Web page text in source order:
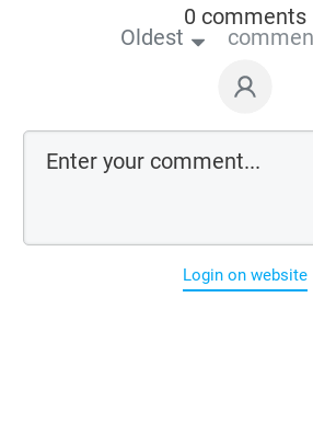
0 comments
Oldest
Login on website